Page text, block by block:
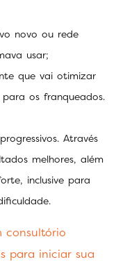
novo ou rede
usar;
que vai otimizar
os franqueados.
Através
melhores, além
inclusive para
consultório
para iniciar sua